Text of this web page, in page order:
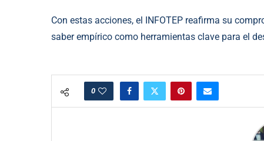
Con estas acciones, el INFOTEP reafirma su
saber empírico como herramientas clave para el
0